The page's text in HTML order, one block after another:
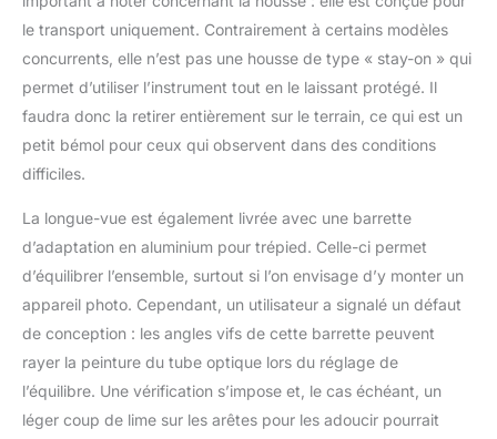
brillantes et nettes,
conditions de faible
luminosité ambiante
GROSSISSEMENT NET :
grande molette de mise
netteté incomparable
se déplace. L'oculaire
zoom 22-66x permet
une mise au point pour
des vues de sujets
éloignés en quelques
secondes GARANTIE ET
SERVICE APRÈS-VENTE
IMBATTABLES : achetez
le transport uniquement. Contrairement à certains modèles
concurrents, elle n’est pas une housse de type « stay-on » qui
permet d’utiliser l’instrument tout en le laissant protégé. Il
faudra donc la retirer entièrement sur le terrain, ce qui est un
petit bémol pour ceux qui observent dans des conditions
difficiles.
La longue-vue est également livrée avec une barrette
d’adaptation en aluminium pour trépied. Celle-ci permet
d’équilibrer l’ensemble, surtout si l’on envisage d’y monter un
appareil photo. Cependant, un utilisateur a signalé un défaut
de conception : les angles vifs de cette barrette peuvent
rayer la peinture du tube optique lors du réglage de
l’équilibre. Une vérification s’impose et, le cas échéant, un
léger coup de lime sur les arêtes pour les adoucir pourrait